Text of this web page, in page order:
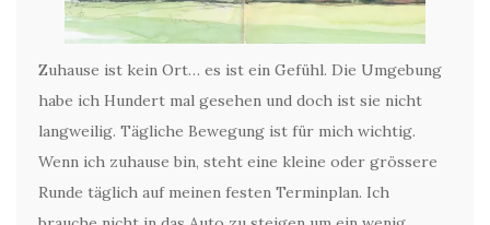
Zuhause ist kein Ort… es ist ein Gefühl. Die Umgebung
habe ich Hundert mal gesehen und doch ist sie nicht
langweilig. Tägliche Bewegung ist für mich wichtig.
Wenn ich zuhause bin, steht eine kleine oder grössere
Runde täglich auf meinen festen Terminplan. Ich